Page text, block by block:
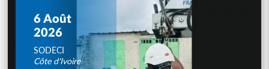
6 Août
2026
SODECI
Côte d'Ivoire